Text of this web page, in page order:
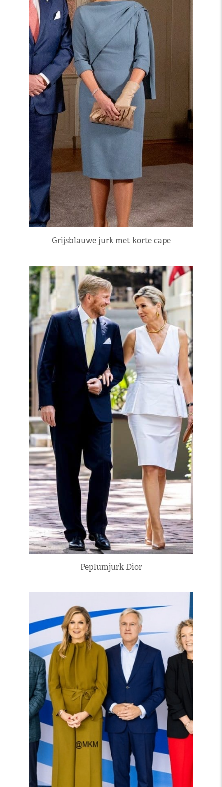
Grijsblauwe jurk met korte cape
Peplumjurk Dior